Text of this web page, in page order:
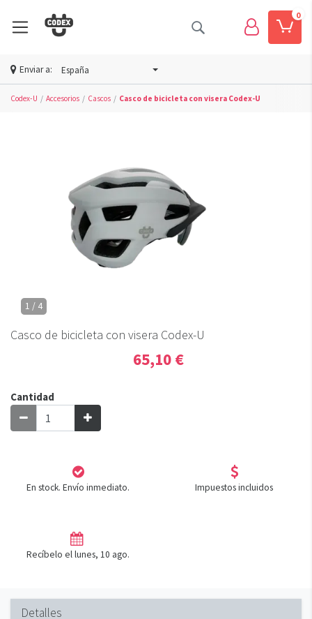
0
Enviar a: España
Codex-U Accesorios Cascos Casco de bicicleta con visera Codex-U
1 / 4
Casco de bicicleta con visera Codex-U
65,10 €
Cantidad
En stock. Envío inmediato. Impuestos incluidos
Recíbelo el lunes, 10 ago.
Detalles